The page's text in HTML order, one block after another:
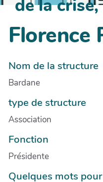
de la
Florence
Nom de la structure
Bardane
type de structure
Association
Fonction
Présidente
Quelques mots